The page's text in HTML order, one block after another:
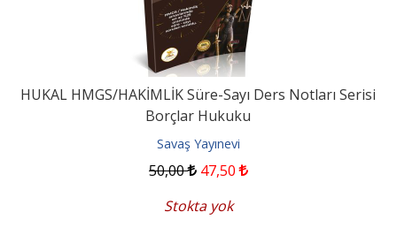
HUKAL HMGS/HAKİMLİK Süre-Sayı Ders Notları Serisi
Borçlar Hukuku
Savaş Yayınevi
50,00 47,50
Stokta yok